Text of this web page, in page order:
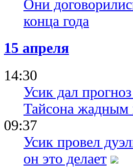
Они
конца года
15 апреля
14:30
Усик дал
Тайсона жадным
09:37
Усик провел
он это делает